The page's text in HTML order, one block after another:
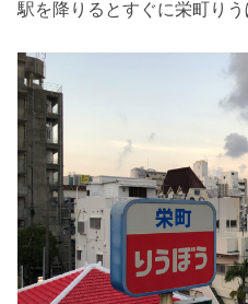
駅を降りるとすぐに栄町りう